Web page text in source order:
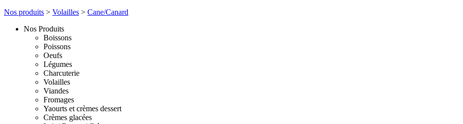
Nos produits > Volailles > Cane/Canard
Nos Produits
Boissons
Poissons
Oeufs
Légumes
Charcuterie
Volailles
Viandes
Fromages
Yaourts et crèmes dessert
Crèmes glacées